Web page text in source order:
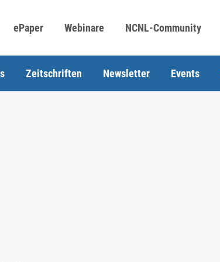
ePaper Webinare NCNL-Community
Zeitschriften Newsletter Events